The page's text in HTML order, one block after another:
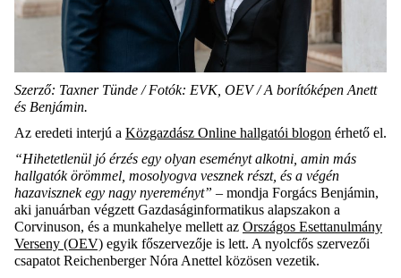
Szerző: Taxner Tünde / Fotók: EVK, OEV / A borítóképen Anett
és Benjámin.
Az eredeti interjú a Közgazdász Online hallgatói blogon érhető el.
“Hihetetlenül jó érzés egy olyan eseményt alkotni, amin más
hallgatók örömmel, mosolyogva vesznek részt, és a végén
hazavisznek egy nagy nyereményt” – mondja Forgács Benjámin,
aki januárban végzett Gazdaságinformatikus alapszakon a
Corvinuson, és a munkahelye mellett az Országos Esettanulmány
Verseny (OEV) egyik főszervezője is lett. A nyolcfős szervezői
csapatot Reichenberger Nóra Anettel közösen vezetik.